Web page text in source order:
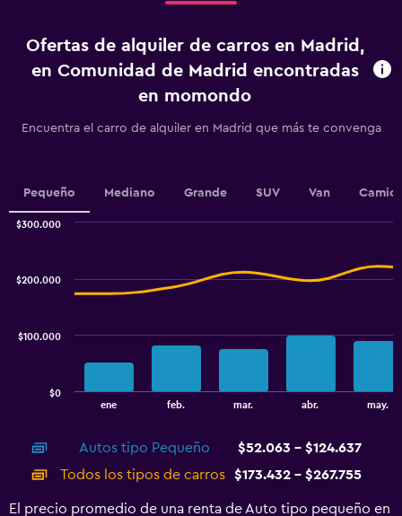
The
chart
axis
Range:
0
to
Ofertas de alquiler de carros en Madrid,
en Comunidad de Madrid encontradas
en momondo
Encuentra el carro de alquiler en Madrid que más te convenga
Pequeño Mediano Grande SUV Van
displaying
categories.
Range:
14
ene feb. mar. abr. may.
$0
$100.000
$200.000
$300.000
Autos tipo Pequeño
$52.063 - $124.637
Todos los tipos de carros
$173.432 - $267.755
El precio promedio de una renta de Auto tipo pequeño en